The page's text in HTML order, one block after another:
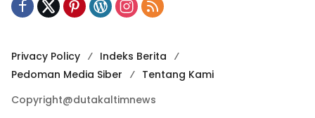
Privacy Policy
Indeks Berita
Pedoman Media Siber
Tentang Kami
Copyright@dutakaltimnews